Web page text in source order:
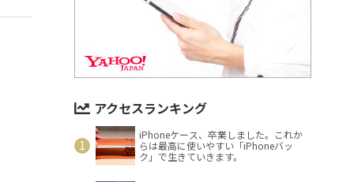
アクセスランキング
iPhoneケース、卒業しました。これか
らは最高に使いやすい「iPhoneバッ
ク」で生きていきます。